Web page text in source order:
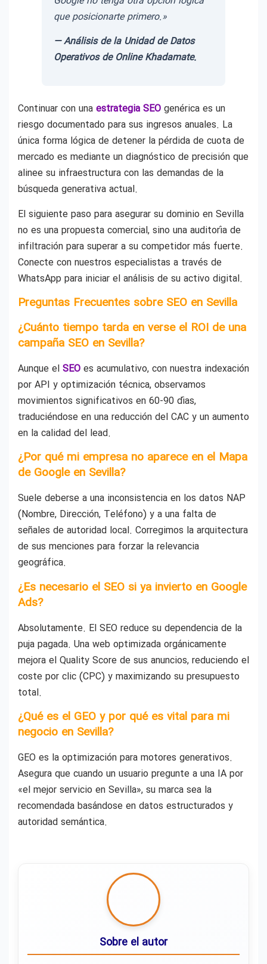
que posicionarte primero.»
— Análisis de la Unidad de Datos
Operativos de Online Khadamate.
Continuar con una estrategia SEO genérica es un
riesgo documentado para sus ingresos anuales. La
única forma lógica de detener la pérdida de cuota de
mercado es mediante un diagnóstico de precisión que
alinee su infraestructura con las demandas de la
búsqueda generativa actual.
El siguiente paso para asegurar su dominio en Sevilla
no es una propuesta comercial, sino una auditoría de
infiltración para superar a su competidor más fuerte.
Conecte con nuestros especialistas a través de
WhatsApp para iniciar el análisis de su activo digital.
Preguntas Frecuentes sobre SEO en Sevilla
¿Cuánto tiempo tarda en verse el ROI de una
campaña SEO en Sevilla?
Aunque el SEO es acumulativo, con nuestra indexación
por API y optimización técnica, observamos
movimientos significativos en 60-90 días,
traduciéndose en una reducción del CAC y un aumento
en la calidad del lead.
¿Por qué mi empresa no aparece en el Mapa
de Google en Sevilla?
Suele deberse a una inconsistencia en los datos NAP
(Nombre, Dirección, Teléfono) y a una falta de
señales de autoridad local. Corregimos la arquitectura
de sus menciones para forzar la relevancia
geográfica.
¿Es necesario el SEO si ya invierto en Google
Ads?
Absolutamente. El SEO reduce su dependencia de la
puja pagada. Una web optimizada orgánicamente
mejora el Quality Score de sus anuncios, reduciendo el
coste por clic (CPC) y maximizando su presupuesto
total.
¿Qué es el GEO y por qué es vital para mi
negocio en Sevilla?
GEO es la optimización para motores generativos.
Asegura que cuando un usuario pregunte a una IA por
«el mejor servicio en Sevilla», su marca sea la
recomendada basándose en datos estructurados y
autoridad semántica.
Sobre el autor